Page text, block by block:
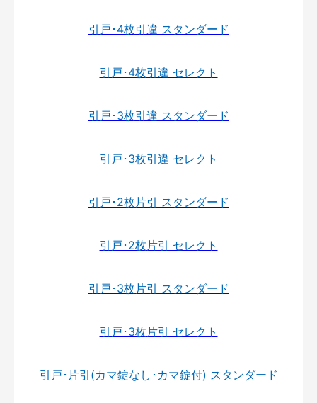
引戸･4枚引違 スタンダード
引戸･4枚引違 セレクト
引戸･3枚引違 スタンダード
引戸･3枚引違 セレクト
引戸･2枚片引 スタンダード
引戸･2枚片引 セレクト
引戸･3枚片引 スタンダード
引戸･3枚片引 セレクト
引戸･片引(カマ錠なし･カマ錠付) スタンダード